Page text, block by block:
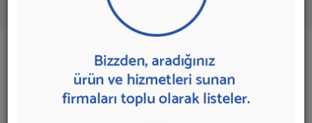
İlk 5 Firmaya Mesaj Gönder